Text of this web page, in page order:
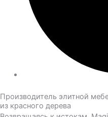
Производитель элитной
из красного дерева